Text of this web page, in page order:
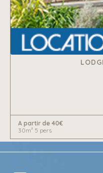
A partir de 40€
30m² 5 pers